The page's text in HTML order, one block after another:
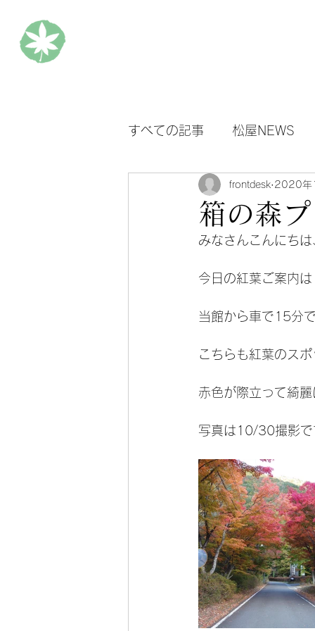
すべての記事 松屋NEWS
箱の森
frontdesk 2020年
みなさんこんにち
今日の紅葉ご案内
当館から車で15分
こちらも紅葉のス
赤色が際立って綺
写真は10/30撮影で